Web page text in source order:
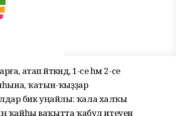
атап әйткәндә, 1-се һәм 2-се
ҡатын-ҡыҙҙар
бик уңайлы: ҡала халҡы
ҡайһы ваҡытта ҡабул итеүен